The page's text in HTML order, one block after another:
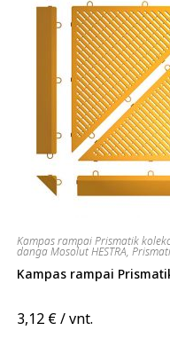
Kampas rampai Prismatik
danga Mosolut HESTRA,
Kampas rampai
3,12 €/ vnt.